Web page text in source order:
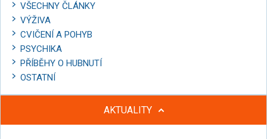
VŠECHNY ČLÁNKY
VÝŽIVA
CVIČENÍ A POHYB
PSYCHIKA
PŘÍBĚHY O HUBNUTÍ
OSTATNÍ
AKTUALITY